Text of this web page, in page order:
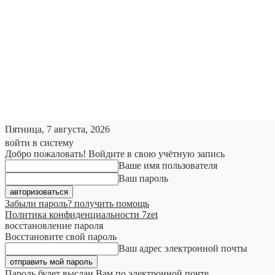
Пятница, 7 августа, 2026
войти в систему
Добро пожаловать! Войдите в свою учётную запись
Ваше имя пользователя
Ваш пароль
Забыли пароль? получить помощь
Политика конфиденциальности 7zet
восстановление пароля
Восстановите свой пароль
Ваш адрес электронной почты